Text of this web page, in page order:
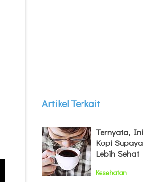
Artikel Terkait
Ternyata,
Kopi
Lebih Sehat
Kesehatan